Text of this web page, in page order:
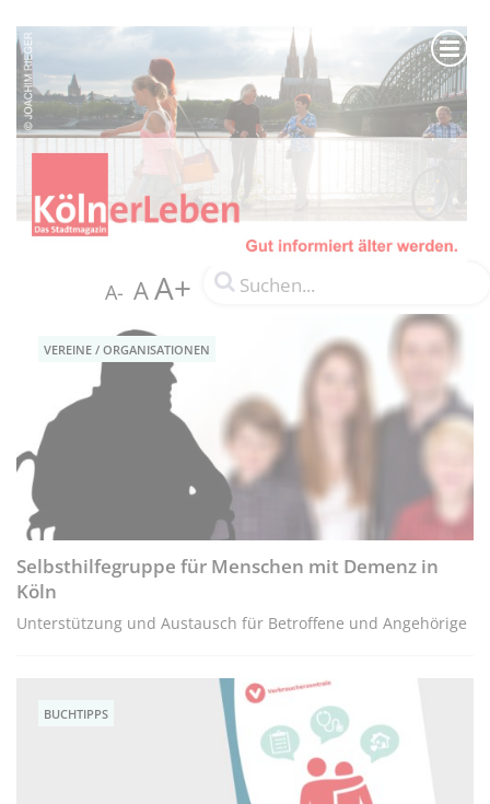
A- AA+
VEREINE / ORGANISATIONEN
Selbsthilfegruppe für Menschen mit Demenz in
Köln
Unterstützung und Austausch für Betroffene und Angehörige
BUCHTIPPS